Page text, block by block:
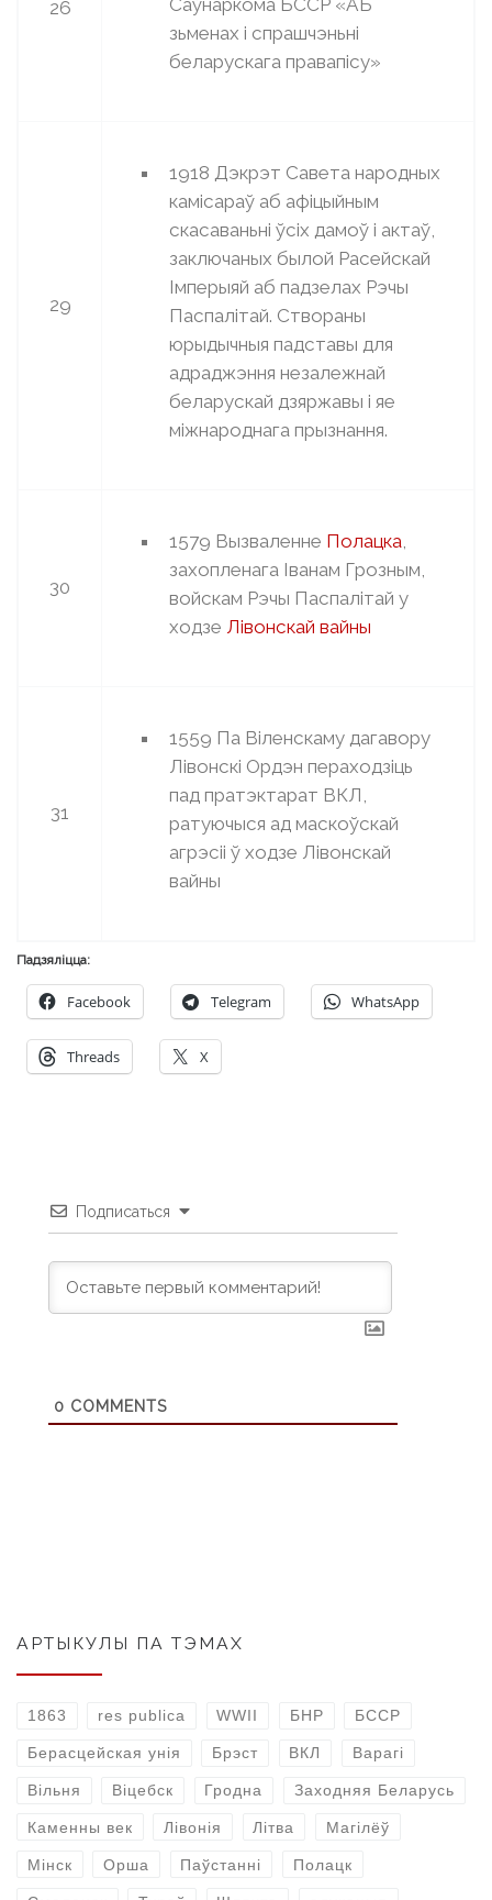
26
зьменах і спрашчэньні
беларускага правапісу»
29
1918 Дэкрэт Савета народных
камісараў аб афіцыйным
скасаваньнi ўсiх дамоў і актаў,
заключаных былой Расейскай
Імперыяй аб падзелах Рэчы
Паспалітай. Створаны
юрыдычныя падставы для
адраджэння незалежнай
беларускай дзяржавы і яе
міжнароднага прызнання.
30
1579 Вызваленне Полацка
захопленага Іванам Грозным,
войскам Рэчы Паспалітай у
ходзе Лівонскай вайны
31
1559 Па Віленскаму дагавору
Лівонскі Ордэн пераходзіць
пад пратэктарат ВКЛ,
ратуючыся ад маскоўскай
агрэсіі ў ходзе Лівонскай
вайны
Падзяліцца:
Facebook Telegram WhatsApp
Threads X
Подписаться
0 COMMENTS
АРТЫКУЛЫ ПА ТЭМАХ
1863 res publica WWII БНР БССР
Берасцейская унія Брэст ВКЛ Варагі
Вільня Віцебск Гродна Заходняя Беларусь
Каменны век Лівонія Літва Магілёў
Мінск Орша Паўстанні Полацк